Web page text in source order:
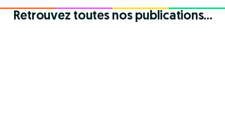
Retrouvez toutes nos publications...